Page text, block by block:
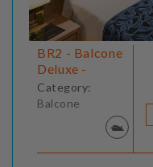
BR2 - Balcone
Deluxe -
Category:
Balcone